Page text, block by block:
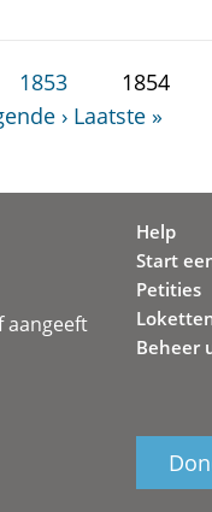
1853
1854
› Laatste »
aangeeft
Help
Start
Petities
Beheer